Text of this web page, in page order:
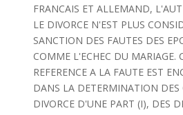
FRANCAIS ET ALLEMAND,
LE DIVORCE N'EST PLUS
SANCTION DES FAUTES DES
COMME L'ECHEC DU MARIAGE.
REFERENCE A LA FAUTE EST
DANS LA DETERMINATION
DIVORCE D'UNE PART (I), DES